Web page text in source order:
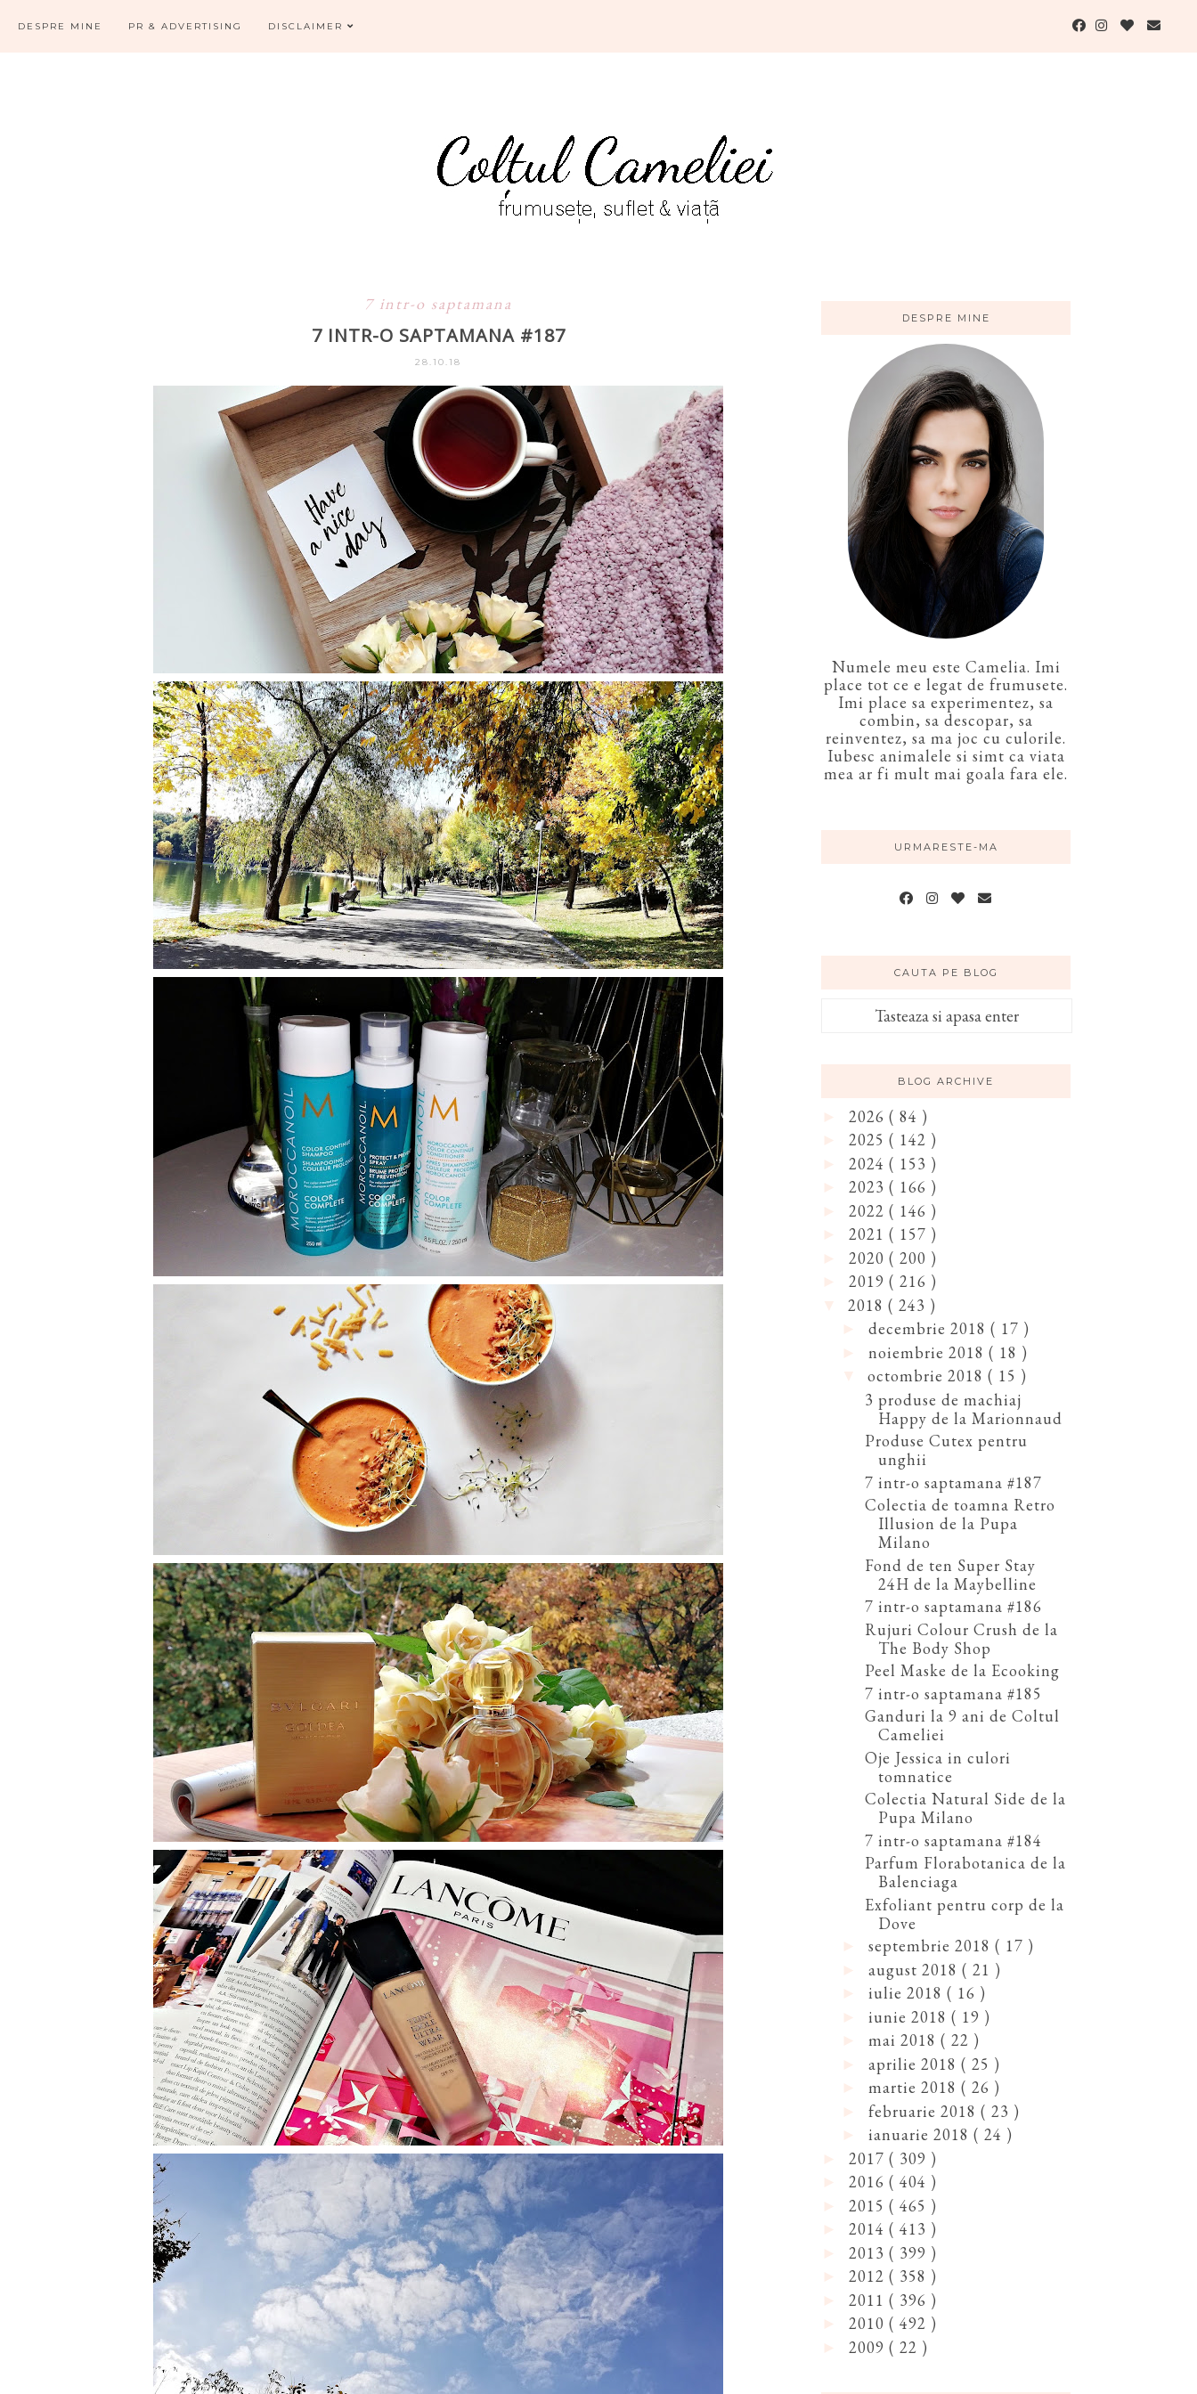
DESPRE MINE PR & ADVERTISING DISCLAIMER
7 intr-o saptamana
7 INTR-O SAPTAMANA #187
28.10.18
DESPRE MINE
Numele meu este Camelia. Imi
place tot ce e legat de frumusete.
Imi place sa experimentez, sa
combin, sa descopar, sa
reinventez, sa ma joc cu culorile.
Iubesc animalele si simt ca viata
mea ar fi mult mai goala fara ele.
URMARESTE-MA
CAUTA PE BLOG
BLOG ARCHIVE
2026 ( 84 )
2025 ( 142 )
2024 ( 153 )
2023 ( 166 )
2022 ( 146 )
2021 ( 157 )
2020 ( 200 )
2019 ( 216 )
2018 ( 243 )
decembrie 2018 ( 17 )
noiembrie 2018 ( 18 )
octombrie 2018 ( 15 )
3 produse de machiaj
Happy de la Marionnaud
Produse Cutex pentru
unghii
7 intr-o saptamana #187
Colectia de toamna Retro
Illusion de la Pupa
Milano
Fond de ten Super Stay
24H de la Maybelline
7 intr-o saptamana #186
Rujuri Colour Crush de la
The Body Shop
Peel Maske de la Ecooking
7 intr-o saptamana #185
Ganduri la 9 ani de Coltul
Cameliei
Oje Jessica in culori
tomnatice
Colectia Natural Side de la
Pupa Milano
7 intr-o saptamana #184
Parfum Florabotanica de la
Balenciaga
Exfoliant pentru corp de la
Dove
septembrie 2018 ( 17 )
august 2018 ( 21 )
iulie 2018 ( 16 )
iunie 2018 ( 19 )
mai 2018 ( 22 )
aprilie 2018 ( 25 )
martie 2018 ( 26 )
februarie 2018 ( 23 )
ianuarie 2018 ( 24 )
2017 ( 309 )
2016 ( 404 )
2015 ( 465 )
2014 ( 413 )
2013 ( 399 )
2012 ( 358 )
2011 ( 396 )
2010 ( 492 )
2009 ( 22 )